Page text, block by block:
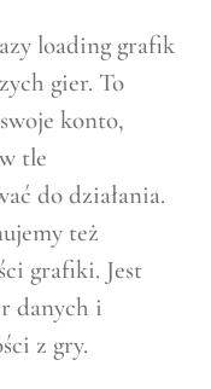
loading grafik
gier. To
konto,
tle
do działania.
też
grafiki. Jest
danych i
z gry.